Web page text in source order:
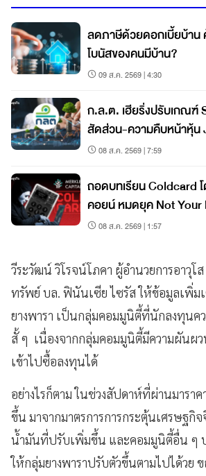
ลดภาษีด้วยดอกเบี้ยบ้าน
โบนัสของคนมีบ้าน?
09 ส.ค. 2569 | 4:30
ก.ล.ต. เฮียริ่งปรับเกณฑ์
สัดส่วน-ความคืบหน้าหุ้น
08 ส.ค. 2569 | 7:59
ถอดบทเรียน Coldcard
คอยน์ หมดยุค Not Your Keys, Not Your
Coins?
08 ส.ค. 2569 | 1:57
วีระวัฒน์ วิโรจน์โภคา ผู้อำนวยการอาวุโ
ทรัพย์ บล. ฟินันเซีย ไซรัส ให้ข้อมูลเพิ่ม
ยางพารา เป็นกลุ่มคอมมูนิตี้ที่นักลงทุนคว
สั้ ๆ เนื่องจากกลุ่มคอมมูนิตี้มีความผันผว
เข้าไปซื้อลงทุนได้
อย่างไรก็ตาม ในช่วงสัปดาห์ที่ผ่านมาราค
ขึ้น มาจากมาตรการการกระตุ้นเศรษฐกิจ
น้ำมันที่ปรับเพิ่มขึ้น และคอมมูนิตี้อื่น ๆ
ให้กลุ่มยางพาราปรับตัวขึ้นตามไปได้วย